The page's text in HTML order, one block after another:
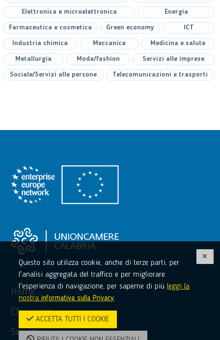
Elettronica e microelettronica Energia
Farmaceutica e cosmetica Green economy ICT
Industria chimica Meccanica Medicina e salute
Metallurgia Moda/fashion Servizi alle imprese
Sociale/Servizi alle persone Telecomunicazioni e trasporti
Home
Chi siamo
Servizi
Questo sito utilizza cookie, anche di terze parti, per
l'analisi aggregata del traffico e per migliorare
l'esperienza di navigazione, per saperne di più leggi la
nostra informativa sulla Privacy.
ACCETTA TUTTI I COOKIE